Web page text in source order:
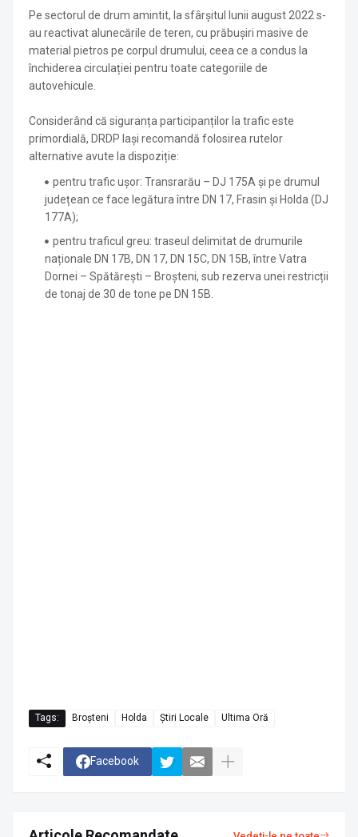
Pe sectorul de drum amintit, la sfârșitul lunii august 2022 s-
au reactivat alunecările de teren, cu prăbușiri masive de
material pietros pe corpul drumului, ceea ce a condus la
închiderea circulației pentru toate categoriile de
autovehicule.
Considerând că siguranța participanților la trafic este
primordială, DRDP Iași recomandă folosirea rutelor
alternative avute la dispoziție:
pentru trafic ușor: Transrarău – DJ 175A și pe drumul
județean ce face legătura între DN 17, Frasin și Holda (DJ
177A);
pentru traficul greu: traseul delimitat de drumurile
naționale DN 17B, DN 17, DN 15C, DN 15B, între Vatra
Dornei – Spătărești – Broșteni, sub rezerva unei restricții
de tonaj de 30 de tone pe DN 15B.
Tags: Broșteni Holda Știri Locale Ultima Oră
Facebook